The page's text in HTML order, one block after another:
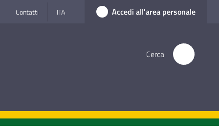
Contatti ITA Accedi all'area personale
Cerca